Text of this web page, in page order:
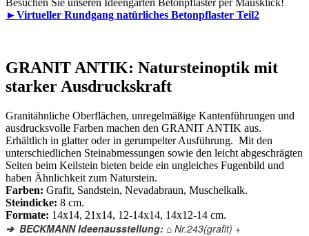
Besuchen Sie unseren Ideengarten Betonpflaster per Mausklick!
►Virtueller Rundgang natürliches Betonpflaster Teil2
GRANIT ANTIK: Natursteinoptik mit
starker Ausdruckskraft
Granitähnliche Oberflächen, unregelmäßige Kantenführungen und
ausdrucksvolle Farben machen den GRANIT ANTIK aus.
Erhältlich in glatter oder in gerumpelter Ausführung. Mit den
unterschiedlichen Steinabmessungen sowie den leicht abgeschrägten
Seiten beim Keilstein bieten beide ein ungleiches Fugenbild und
haben Ähnlichkeit zum Naturstein.
Farben: Grafit, Sandstein, Nevadabraun, Muschelkalk.
Steindicke: 8 cm.
Formate: 14x14, 21x14, 12-14x14, 14x12-14 cm.
➔ BECKMANN Ideenausstellung: ⌂ Nr.243(grafit) +